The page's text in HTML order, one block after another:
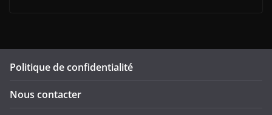
Politique de confidentialité
Nous contacter